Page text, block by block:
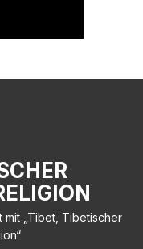
„Tibet, Tibetischer